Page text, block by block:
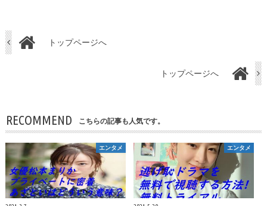
トップページへ
トップページへ
RECOMMEND こちらの記事も人気です。
エンタメ エンタメ